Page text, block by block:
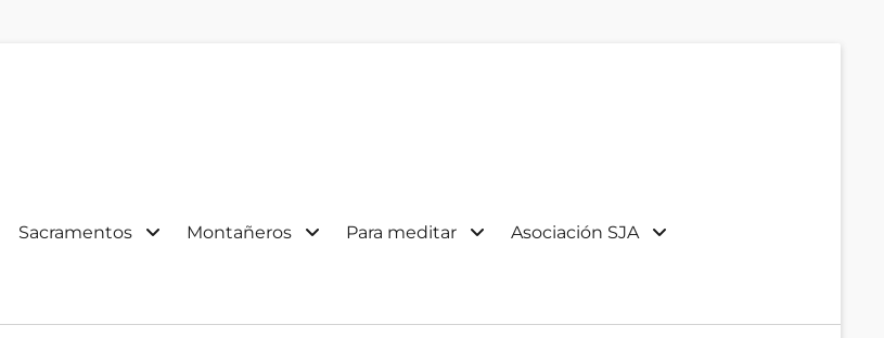
Sacramentos Montañeros Para meditar Asociación SJA